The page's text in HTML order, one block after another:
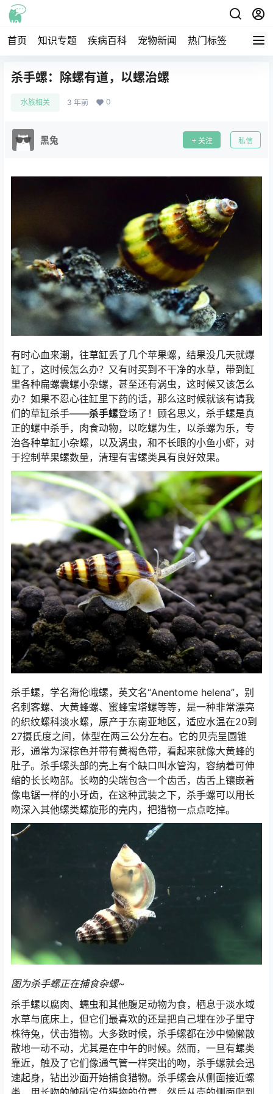
首页 知识专题 疾病百科 宠物新闻 热门标签 交流圈
器
杀手螺：除螺有道，以螺治螺
水族相关 3 年前 0
黑兔 关注 私信
有时心血来潮，往草缸丢了几个苹果螺，结果没几天就爆
缸了，这时候怎么办？又有时买到不干净的水草，带到缸
里各种扁螺囊螺小杂螺，甚至还有涡虫，这时候又该怎么
办？如果不忍心往缸里下药的话，那么这时候就该有请我
们的草缸杀手——杀手螺登场了！顾名思义，杀手螺是真
正的螺中杀手，肉食动物，以吃螺为生，以杀螺为乐，专
治各种草缸小杂螺，以及涡虫，和不长眼的小鱼小虾，对
于控制苹果螺数量，清理有害螺类具有良好效果。
杀手螺，学名海伦峨螺，英文名“Anentome helena”，别
名刺客螺、大黄蜂螺、蜜蜂宝塔螺等等，是一种非常漂亮
的织纹螺科淡水螺，原产于东南亚地区，适应水温在20到
27摄氏度之间，体型在两三公分左右。它的贝壳呈圆锥
形，通常为深棕色并带有黄褐色带，看起来就像大黄蜂的
肚子。杀手螺头部的壳上有个缺口叫水管沟，容纳着可伸
缩的长长吻部。长吻的尖端包含一个齿舌，齿舌上镶嵌着
像电锯一样的小牙齿，在这种武装之下，杀手螺可以用长
吻深入其他螺类螺旋形的壳内，把猎物一点点吃掉。
图为杀手螺正在捕食杂螺~
杀手螺以腐肉、蠕虫和其他腹足动物为食，栖息于淡水域
水草与底床上，但它们最喜欢的还是把自己埋在沙子里守
株待兔，伏击猎物。大多数时候，杀手螺都在沙中懒懒散
散地一动不动，尤其是在中午的时候。然而，一旦有螺类
靠近，触及了它们像通气管一样突出的吻，杀手螺就会迅
速起身，钻出沙面开始捕食猎物。杀手螺会从侧面接近螺